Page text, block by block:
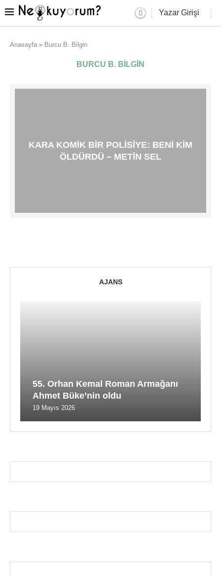
Yazar Girişi
Anasayfa » Burcu B. Bilgin
BURCU B. BILGIN
KARA KOMIK BIR POLISIYE: BENI KIM
ÖLDÜRDÜ – METIN SEL
AJANS
55. Orhan Kemal Roman Armağanı
Ahmet Büke’nin oldu
19 Mayıs 2026